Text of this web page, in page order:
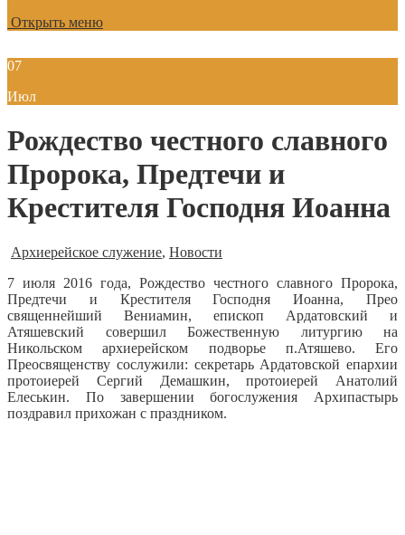
Открыть меню
07
Июл
Рождество честного славного
Пророка, Предтечи и
Крестителя Господня Иоанна
Архиерейское служение, Новости
7 июля 2016 года, Рождество честного славного Пророка,
Предтечи и Крестителя Господня Иоанна, Прео
священнейший Вениамин, епископ Ардатовский и
Атяшевский совершил Божественную литургию на
Никольском архиерейском подворье п.Атяшево. Его
Преосвященству сослужили: секретарь Ардатовской епархии
протоиерей Сергий Демашкин, протоиерей Анатолий
Елеськин. По завершении богослужения Архипастырь
поздравил прихожан с праздником.